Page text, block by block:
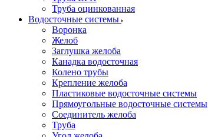
Труба оцинкованная
Водосточные системы
Воронка
Желоб
Заглушка желоба
Канадка водосточная
Колено трубы
Крепление желоба
Пластиковые водосточные системы
Прямоугольные водосточные системы
Соединитель желоба
Труба